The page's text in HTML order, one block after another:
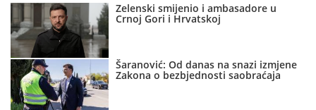
Zelenski smijenio i ambasadore u
Crnoj Gori i Hrvatskoj
Šaranović: Od danas na snazi izmjene
Zakona o bezbjednosti saobraćaja